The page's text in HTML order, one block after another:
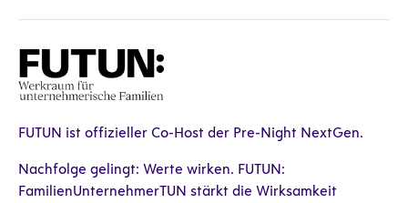
FUTUN ist offizieller Co-Host der Pre-Night NextGen.
Nachfolge gelingt: Werte wirken. FUTUN:
FamilienUnternehmerTUN stärkt die Wirksamkeit